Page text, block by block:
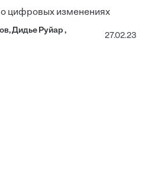
о цифровых изменениях
Дидье Руйар ,
27.02.23